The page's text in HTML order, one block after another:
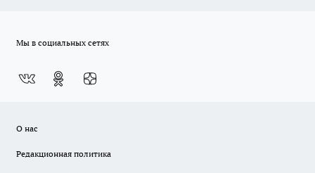
Мы в социальных сетях
О нас
Редакционная политика